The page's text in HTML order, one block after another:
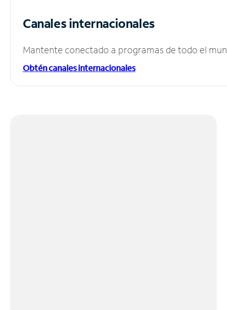
Canales internacionales
Mantente conectado a programas de todo el
Obtén canales internacionales